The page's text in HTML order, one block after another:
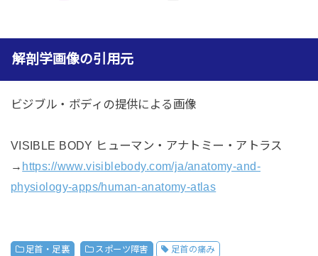
解剖学画像の引用元
ビジブル・ボディの提供による画像
VISIBLE BODY ヒューマン・アナトミー・アトラス
→ https://www.visiblebody.com/ja/anatomy-and-
physiology-apps/human-anatomy-atlas
足首・足裏 スポーツ障害 足首の痛み